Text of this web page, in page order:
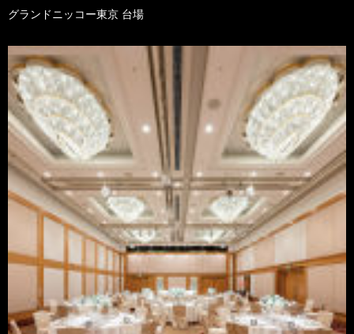
グランドニッコー東京 台場